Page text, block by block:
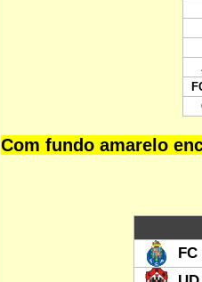
Com fundo amarelo